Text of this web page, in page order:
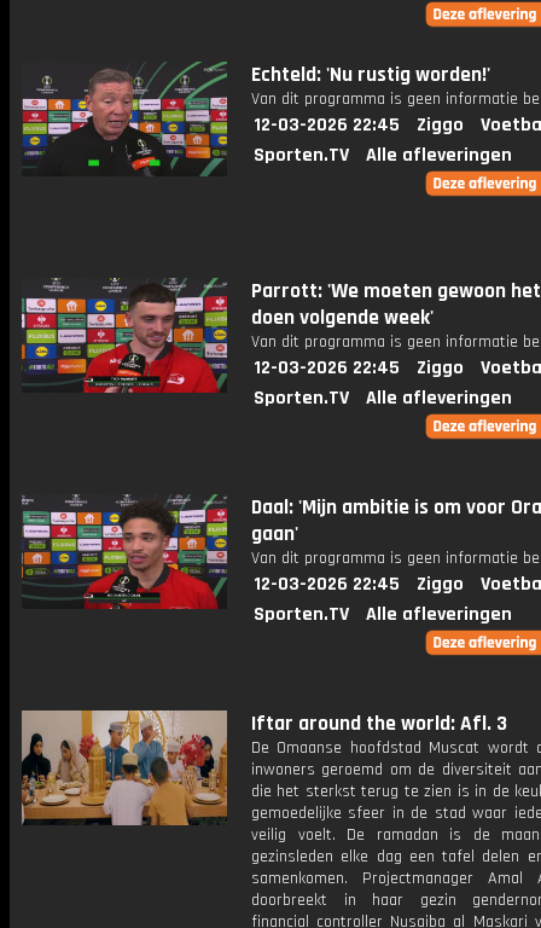
Echteld: 'Nu rustig worden!'
Van dit programma is geen informatie
12-03-2026 22:45 Ziggo
Sporten.TV
Alle afleveringen
Parrott: 'We moeten gewoon
doen volgende week'
Van dit programma is geen informatie
12-03-2026 22:45 Ziggo
Sporten.TV
Alle afleveringen
Daal: 'Mijn ambitie is om voor
gaan'
Van dit programma is geen informatie
12-03-2026 22:45 Ziggo
Sporten.TV
Alle afleveringen
Iftar around the world: Afl. 3
De Omaanse hoofdstad Muscat wordt
inwoners geroemd om de diversiteit
die het sterkst terug te zien is in de
gemoedelijke sfeer in de stad waar
veilig voelt. De ramadan is de
gezinsleden elke dag een tafel delen
samenkomen. Projectmanager Amal
doorbreekt in haar gezin
financial controller Nusaiba al Maskari